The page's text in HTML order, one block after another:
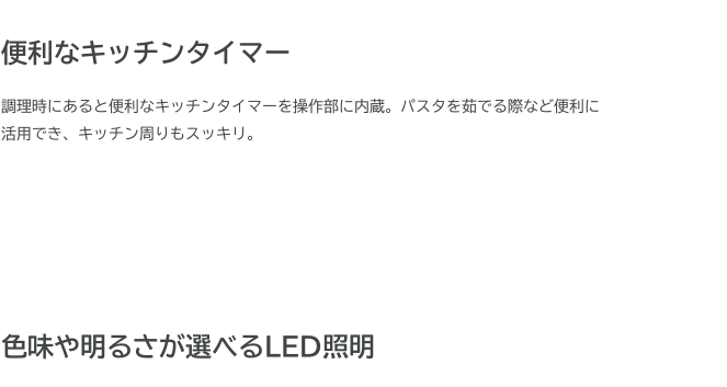
便利なキッチンタイマー
調理時にあると便利なキッチンタイマーを操作部に内蔵。パスタを茹でる際など便利に
活用でき、キッチン周りもスッキリ。
色味や明るさが選べるLED照明